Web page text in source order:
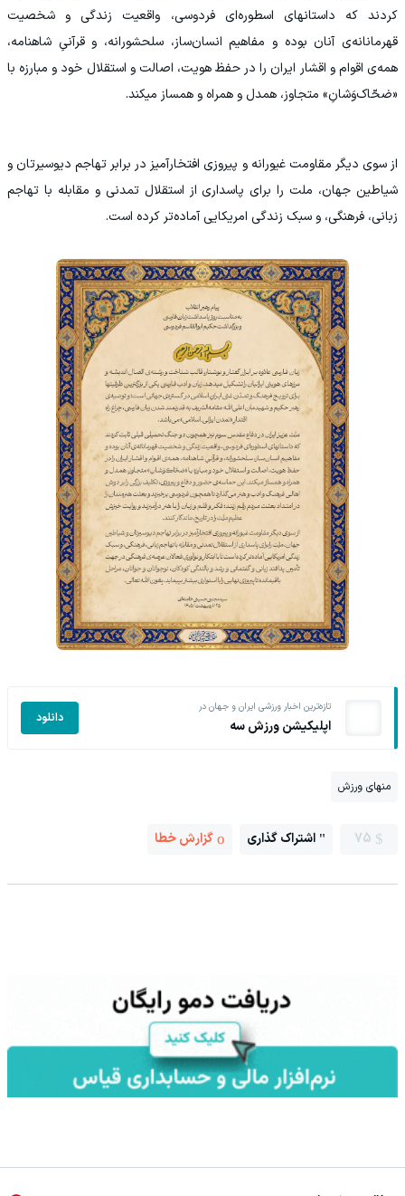
کردند که داستانهای اسطوره‌ای فردوسی، واقعیت زندگی و شخصیت
قهرمانانه‌ی آنان بوده و مفاهیم انسان‌ساز، سلحشورانه، و قرآنیِ شاهنامه،
همه‌ی اقوام و اقشار ایران را در حفظ هویت، اصالت و استقلال خود و مبارزه با
«ضحّاک‌وَشانِ» متجاوز، همدل و همراه و همساز میکند.
از سوی دیگر مقاومت غیورانه و پیروزی افتخارآمیز در برابر تهاجم دیوسیرتان و
شیاطین جهان، ملت را برای پاسداری از استقلال تمدنی و مقابله با تهاجم
زبانی، فرهنگی، و سبک زندگی امریکایی آماده‌تر کرده است.
تازه‌ترین اخبار ورزشی ایران و جهان در
اپلیکیشن ورزش سه دانلود
منهای ورزش
75 اشتراک گذاری گزارش خطا